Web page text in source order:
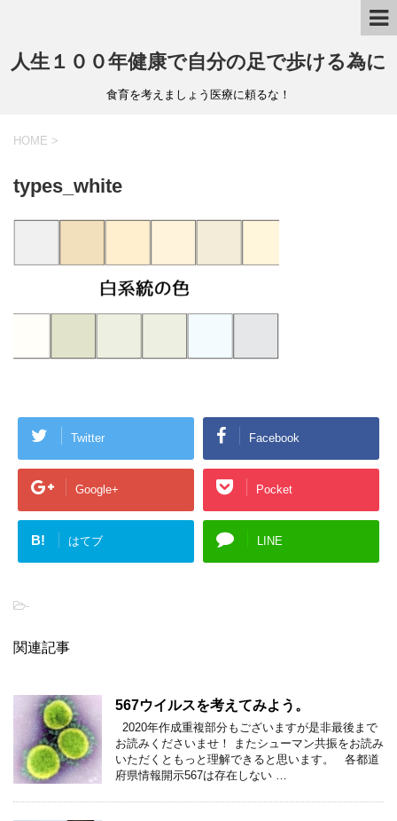
人生１００年健康で自分の足で歩ける為に
食育を考えましょう医療に頼るな！
HOME >
types_white
Twitter Facebook
Google+ Pocket
B! はてブ LINE
-
関連記事
567ウイルスを考えてみよう。
2020年作成重複部分もございますが是非最後まで
お読みくださいませ！ またシューマン共振をお読み
いただくともっと理解できると思います。 各都道
府県情報開示567は存在しない …